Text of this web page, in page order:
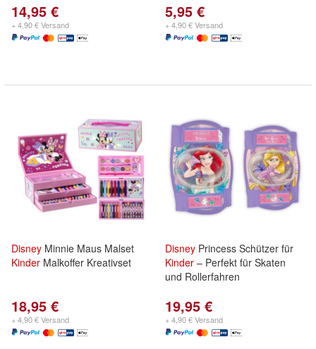
14,95 €
+ 4,90 € Versand
5,95 €
+ 4,90 € Versand
Disney Minnie Maus Malset
Kinder Malkoffer Kreativset
18,95 €
+ 4,90 € Versand
Disney Princess Schützer für
Kinder – Perfekt für Skaten
und Rollerfahren
19,95 €
+ 4,90 € Versand